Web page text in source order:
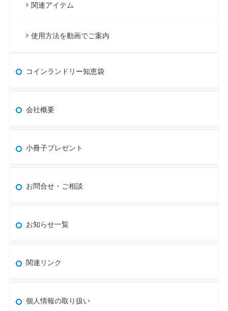
関連アイテム
使用方法を動画でご案内
コインランドリー知恵袋
会社概要
小冊子プレゼント
お問合せ・ご相談
お知らせ一覧
関連リンク
個人情報の取り扱い